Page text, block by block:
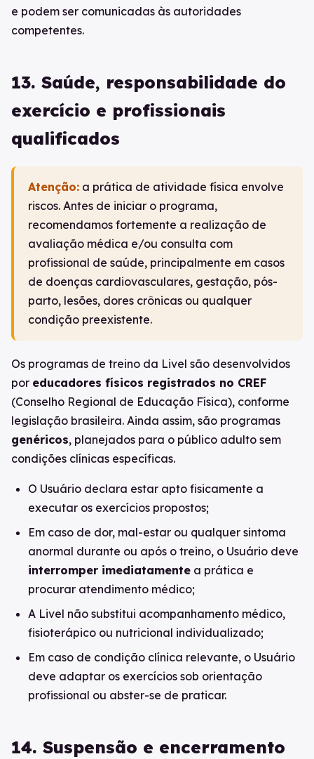
e podem ser comunicadas às autoridades
competentes.
13. Saúde, responsabilidade do
exercício e profissionais
qualificados
Atenção: a prática de atividade física envolve
riscos. Antes de iniciar o programa,
recomendamos fortemente a realização de
avaliação médica e/ou consulta com
profissional de saúde, principalmente em casos
de doenças cardiovasculares, gestação, pós-
parto, lesões, dores crônicas ou qualquer
condição preexistente.
Os programas de treino da Livel são desenvolvidos
por educadores físicos registrados no CREF
(Conselho Regional de Educação Física), conforme
legislação brasileira. Ainda assim, são programas
genéricos, planejados para o público adulto sem
condições clínicas específicas.
O Usuário declara estar apto fisicamente a
executar os exercícios propostos;
Em caso de dor, mal-estar ou qualquer sintoma
anormal durante ou após o treino, o Usuário deve
interromper imediatamente a prática e
procurar atendimento médico;
A Livel não substitui acompanhamento médico,
fisioterápico ou nutricional individualizado;
Em caso de condição clínica relevante, o Usuário
deve adaptar os exercícios sob orientação
profissional ou abster-se de praticar.
14. Suspensão e encerramento